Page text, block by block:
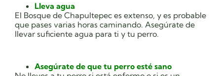
Lleva agua
El Bosque de Chapultepec es extenso, y es probable
que pases varias horas caminando. Asegúrate de
llevar suficiente agua para ti y tu perro.
Asegúrate de que tu perro esté sano